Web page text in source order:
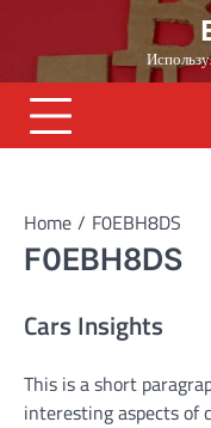
content
Home F0EBH8DS
F0EBH8DS
Cars Insights
This is a short
interesting aspects of